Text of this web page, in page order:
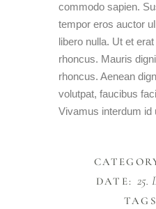
commodo sapien.
tempor eros auctor
libero nulla. Ut et
rhoncus. Mauris
rhoncus. Aenean
volutpat, faucibus
Vivamus interdum id
DATE: 25.